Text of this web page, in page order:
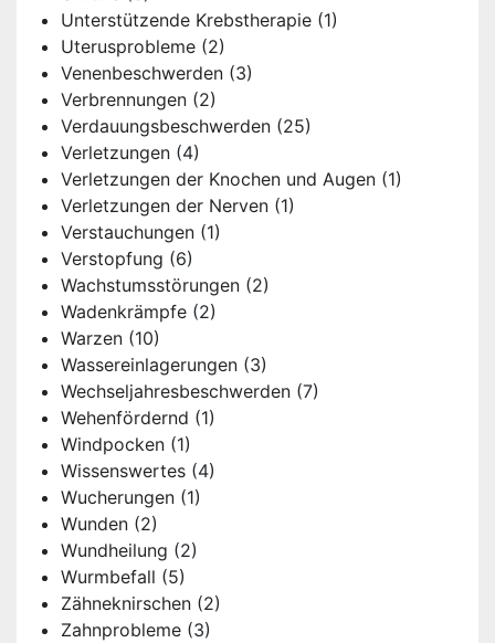
Unterstützende Krebstherapie (1)
Uterusprobleme (2)
Venenbeschwerden (3)
Verbrennungen (2)
Verdauungsbeschwerden (25)
Verletzungen (4)
Verletzungen der Knochen und Augen (1)
Verletzungen der Nerven (1)
Verstauchungen (1)
Verstopfung (6)
Wachstumsstörungen (2)
Wadenkrämpfe (2)
Warzen (10)
Wassereinlagerungen (3)
Wechseljahresbeschwerden (7)
Wehenfördernd (1)
Windpocken (1)
Wissenswertes (4)
Wucherungen (1)
Wunden (2)
Wundheilung (2)
Wurmbefall (5)
Zähneknirschen (2)
Zahnprobleme (3)